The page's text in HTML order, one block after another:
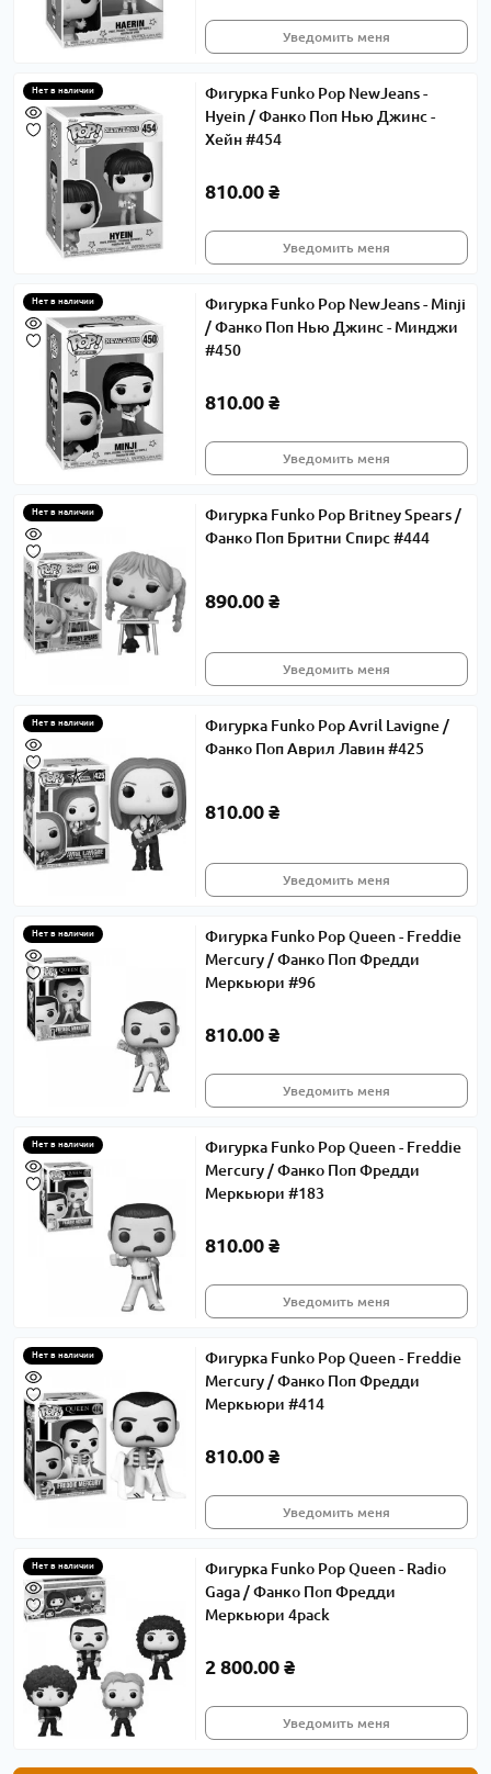
Уведомить меня
Нет в наличии
Фигурка Funko Pop NewJeans -
Hyein / Фанко Поп Нью Джинс -
Хейн #454
810.00 ₴
Уведомить меня
Нет в наличии
Фигурка Funko Pop NewJeans - Minji
/ Фанко Поп Нью Джинс - Минджи
#450
810.00 ₴
Уведомить меня
Нет в наличии
Фигурка Funko Pop Britney Spears /
Фанко Поп Бритни Спирс #444
890.00 ₴
Уведомить меня
Нет в наличии
Фигурка Funko Pop Avril Lavigne /
Фанко Поп Аврил Лавин #425
810.00 ₴
Уведомить меня
Нет в наличии
Фигурка Funko Pop Queen - Freddie
Mercury / Фанко Поп Фредди
Меркьюри #96
810.00 ₴
Уведомить меня
Нет в наличии
Фигурка Funko Pop Queen - Freddie
Mercury / Фанко Поп Фредди
Меркьюри #183
810.00 ₴
Уведомить меня
Нет в наличии
Фигурка Funko Pop Queen - Freddie
Mercury / Фанко Поп Фредди
Меркьюри #414
810.00 ₴
Уведомить меня
Нет в наличии
Фигурка Funko Pop Queen - Radio
Gaga / Фанко Поп Фредди
Меркьюри 4pack
2 800.00 ₴
Уведомить меня